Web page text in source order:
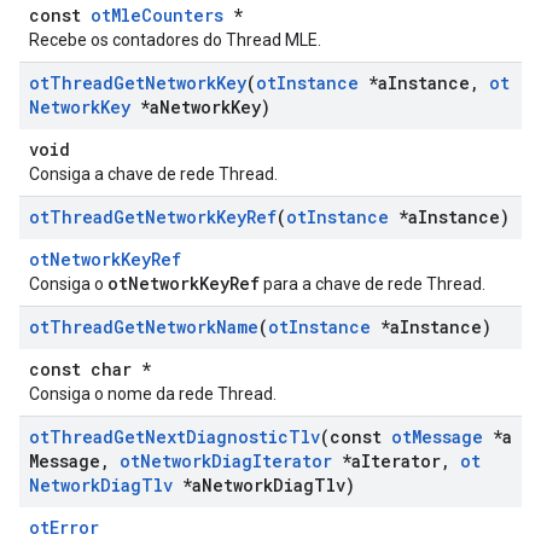
const otMleCounters *
Recebe os contadores do Thread MLE.
otThreadGetNetworkKey(otInstance *aInstance ,
ot
NetworkKey *aNetworkKey)
void
Consiga a chave de rede Thread.
otThreadGetNetworkKeyRef(otInstance *aInstance)
otNetworkKeyRef
Consiga o otNetworkKeyRefpara a chave de rede Thread.
otThreadGetNetworkName(otInstance *aInstance)
const char *
Consiga o nome da rede Thread.
otThreadGetNextDiagnosticTlv(const otMessage *a
Message , otNetworkDiagIterator *aIterator,
ot
NetworkDiagTlv *aNetworkDiagTlv)
otError